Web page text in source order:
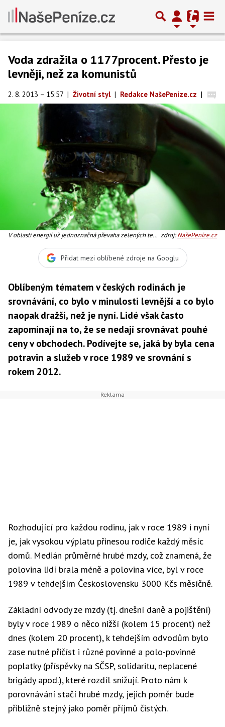
Voda zdražila o 1177procent. Přesto je
levněji, než za komunistů
2. 8. 2013 – 15:57 | Životní styl | Redakce NašePeníze.cz |
V oblasti energií už jednoznačná převaha zelených tedy
zboží a potraviny jsou v dnešní době mnohem levnější,
ale zase Češi více platí za energie a služby. Foto:SXC,
zdroj:NašePeníze.cz
Přidat mezi oblíbené zdroje na Googlu
Oblíbeným tématem v českých rodinách je
srovnávání, co bylo v minulosti levnější a co bylo
naopak dražší, než je nyní. Lidé však často
zapomínají na to, že se nedají srovnávat pouhé
ceny v obchodech. Podívejte se, jaká by byla cena
potravin a služeb v roce 1989 ve srovnání s
rokem 2012.
Rozhodující pro každou rodinu, jak v roce 1989 i nyní
je, jak vysokou výplatu přinesou rodiče každý měsíc
domů. Medián průměrné hrubé mzdy, což znamená, že
polovina lidí brala méně a polovina více, byl v roce
1989 v tehdejším Československu 3000 Kčs měsíčně.
Základní odvody ze mzdy (tj. dnešní daně a pojištění)
byly v roce 1989 o něco nižší (kolem 15 procent) než
dnes (kolem 20 procent), k tehdejším odvodům bylo
zase nutné přičíst i různé povinné a polo-povinné
poplatky (příspěvky na SČSP, solidaritu, neplacené
brigády apod.), které rozdíl snižují. Proto nám k
porovnávání stačí hrubé mzdy, jejich poměr bude
přibližně stejný jako poměr příjmů čistých.